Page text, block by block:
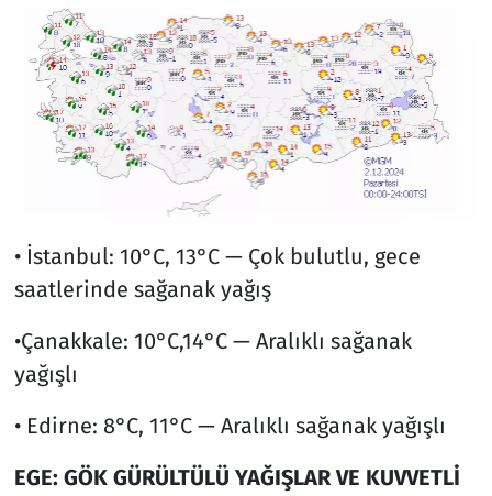
• İstanbul: 10°C, 13°C — Çok bulutlu, gece
saatlerinde sağanak yağış
•Çanakkale: 10°C,14°C — Aralıklı sağanak
yağışlı
• Edirne: 8°C, 11°C — Aralıklı sağanak yağışlı
EGE: GÖK GÜRÜLTÜLÜ YAĞIŞLAR VE KUVVETLİ